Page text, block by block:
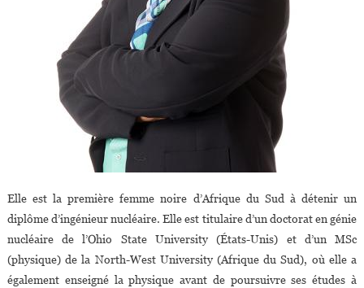
Elle est la première femme noire d’Afrique du Sud à détenir un
diplôme d’ingénieur nucléaire. Elle est titulaire d’un doctorat en génie
nucléaire de l’Ohio State University (États-Unis) et d’un MSc
(physique) de la North-West University (Afrique du Sud), où elle a
également enseigné la physique avant de poursuivre ses études à